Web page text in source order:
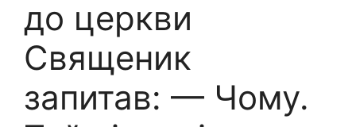
до церкви
Священик
запитав: — Чому.